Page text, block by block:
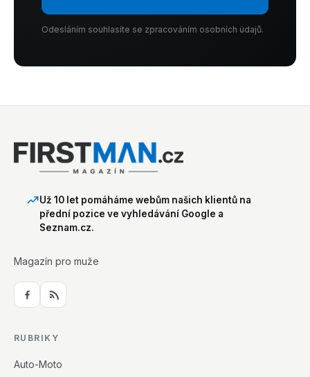
Odesláním souhlasíte se zpracováním osobních údajů.
Už 10 let pomáháme webům našich klientů na
přední pozice ve vyhledávání Google a
Seznam.cz.
Magazín pro muže
RUBRIKY
Auto-Moto